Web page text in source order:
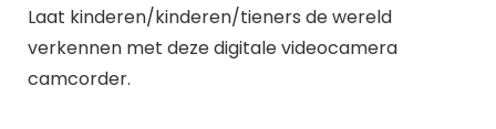
Laat kinderen/kinderen/tieners de wereld
verkennen met deze digitale videocamera
camcorder.